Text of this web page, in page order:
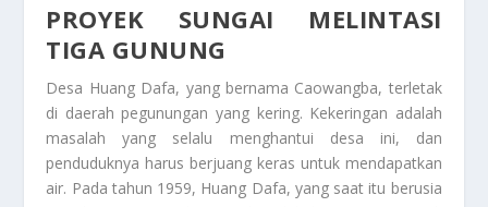
PROYEK SUNGAI MELINTASI
TIGA GUNUNG
Desa Huang Dafa, yang bernama Caowangba, terletak
di daerah pegunungan yang kering. Kekeringan adalah
masalah yang selalu menghantui desa ini, dan
penduduknya harus berjuang keras untuk mendapatkan
air. Pada tahun 1959, Huang Dafa, yang saat itu berusia